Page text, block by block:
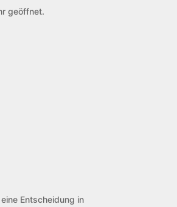
geöffnet.
Entscheidung in